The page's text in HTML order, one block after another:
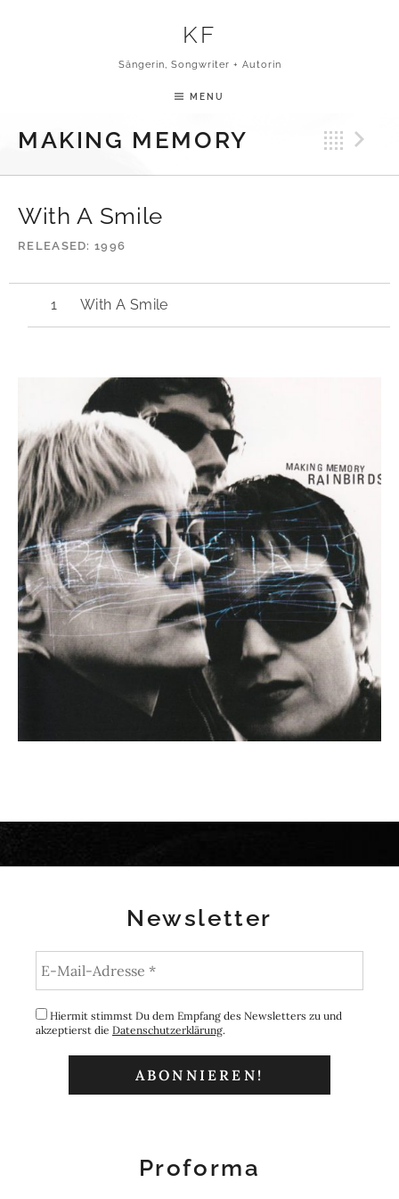
KF
Sängerin, Songwriter + Autorin
MENU
MAKING MEMORY
With A Smile
RELEASED 1996
With A Smile
Newsletter
Hiermit stimmst Du dem Empfang des Newsletters zu und
akzeptierst die Datenschutzerklärung.
Proforma